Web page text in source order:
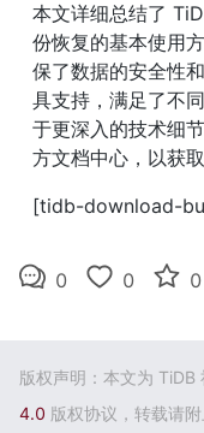
本文详细总结了
份恢复的基本使用
保了数据的安全性
具支持，满足了不
于更深入的技术细
方文档中心，以获
[tidb-download-
0 0 0
版权声明：本文为 TiDB
4.0 版权协议，转载请